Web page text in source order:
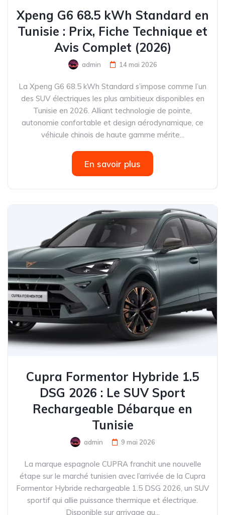
Xpeng G6 68.5 kWh Standard en
Tunisie : Prix, Fiche Technique et
Avis Complet (2026)
admin 14 mai 2026
La Xpeng G6 68.5 kWh Standard s’impose comme l’un
des SUV électriques les plus ambitieux disponibles en
Tunisie en 2026. Alliant technologie de pointe,
autonomie confortable et design aérodynamique, ce
véhicule chinois de haute gamme mérite...
En savoir plus
Cupra Formentor Hybride 1.5
DSG 2026 : Le SUV Sport
Rechargeable Débarque en
Tunisie
admin 9 mai 2026
La marque espagnole CUPRA franchit une nouvelle
étape sur le marché tunisien avec l’arrivée de la Cupra
Formentor Hybride rechargeable 1.5 DSG 2026, un SUV
sportif qui allie puissance thermique et électrique.
Disponible sur arrivage au...